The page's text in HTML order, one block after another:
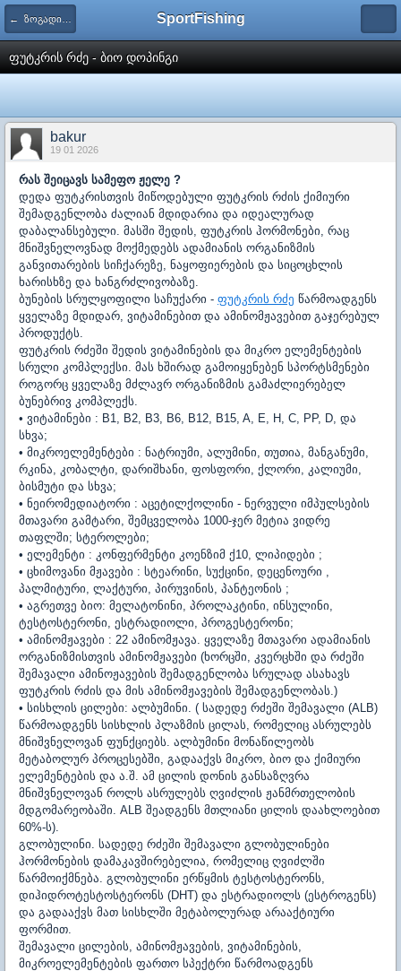
← ზოგადი საკითხები SportFishing
ფუტკრის რძე - ბიო დოპინგი
bakur
19 01 2026
რას შეიცავს სამეფო ჟელე ?
დედა ფუტკრისთვის მიწოდებული ფუტკრის რძის ქიმიური
შემადგენლობა ძალიან მდიდარია და იდეალურად
დაბალანსებული. მასში შედის, ფუტკრის ჰორმონები, რაც
მნიშვნელოვნად მოქმედებს ადამიანის ორგანიზმის
განვითარების სიჩქარეზე, ნაყოფიერების და სიცოცხლის
ხარისხზე და ხანგრძლივობაზე.
ბუნების სრულყოფილი საჩუქარი - ფუტკრის რძე წარმოადგენს
ყველაზე მდიდარ, ვიტამინებით და ამინომჟავებით გაჯერებულ
პროდუქტს.
ფუტკრის რძეში შედის ვიტამინების და მიკრო ელემენტების
სრული კომპლექსი. მას ხშირად გამოიყენებენ სპორტსმენები
როგორც ყველაზე მძლავრ ორგანიზმის გამაძლიერებელ
ბუნებრივ კომპლექს.
• ვიტამინები : B1, B2, B3, B6, B12, B15, A, E, H, C, PP, D, და
სხვა;
• მიკროელემენტები : ნატრიუმი, ალუმინი, თუთია, მანგანუმი,
რკინა, კობალტი, დარიშხანი, ფოსფორი, ქლორი, კალიუმი,
ბისმუტი და სხვა;
• ნეირომედიატორი : აცეტილქოლინი - ნერვული იმპულსების
მთავარი გამტარი, შემცველობა 1000-ჯერ მეტია ვიდრე
თაფლში; სტეროლები;
• ელემენტი : კონფერმენტი კოენზიმ ქ10, ლიპიდები ;
• ცხიმოვანი მჟავები : სტეარინი, სუქცინი, დეცენოური ,
პალმიტური, ლაქტური, პირუვინის, პანტეონის ;
• აგრეთვე ბიო: მელატონინი, პროლაკტინი, ინსულინი,
ტესტოსტერონი, ესტრადიოლი, პროგესტერონი;
• ამინომჟავები : 22 ამინომჟავა. ყველაზე მთავარი ადამიანის
ორგანიზმისთვის ამინომჟავები (ხორცში, კვერცხში და რძეში
შემავალი ამინოჟავების შემადგენლობა სრულად ასახავს
ფუტკრის რძის და მის ამინომჟავების შემადგენლობას.)
• სისხლის ცილები: ალბუმინი. ( სადედე რძეში შემავალი (ALB)
წარმოადგენს სისხლის პლაზმის ცილას, რომელიც ასრულებს
მნიშვნელოვან ფუნქციებს. ალბუმინი მონაწილეობს
მეტაბოლურ პროცესებში, გადააქვს მიკრო, ბიო და ქიმიური
ელემენტების და ა.შ. ამ ცილის დონის განსაზღვრა
მნიშვნელოვან როლს ასრულებს ღვიძლის ჟანმრთელობის
მდგომარეობაში. ALB შეადგენს მთლიანი ცილის დაახლოებით
60%-ს).
გლობულინი. სადედე რძეში შემავალი გლობულინები
ჰორმონების დამაკავშირებელია, რომელიც ღვიძლში
წარმოიქმნება. გლობულინი ერწყმის ტესტოსტერონს,
დიჰიდროტესტოსტერონს (DHT) და ესტრადიოლს (ესტროგენს)
და გადააქვს მათ სისხლში მეტაბოლურად არააქტიური
ფორმით.
შემავალი ცილების, ამინომჟავების, ვიტამინების,
მიკროელემენტების ფართო სპექტრი წარმოადგენს